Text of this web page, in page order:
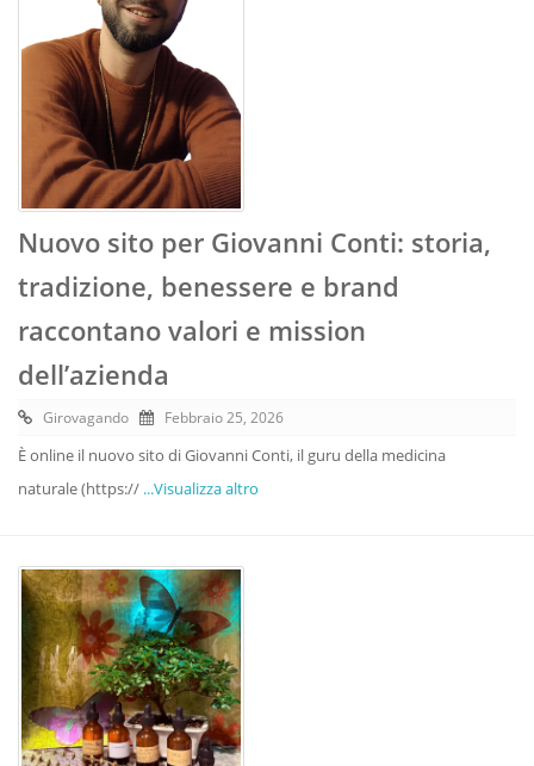
Nuovo sito per Giovanni Conti: storia,
tradizione, benessere e brand
raccontano valori e mission
dell’azienda
Girovagando Febbraio 25, 2026
È online il nuovo sito di Giovanni Conti, il guru della medicina
naturale (https:// ...Visualizza altro